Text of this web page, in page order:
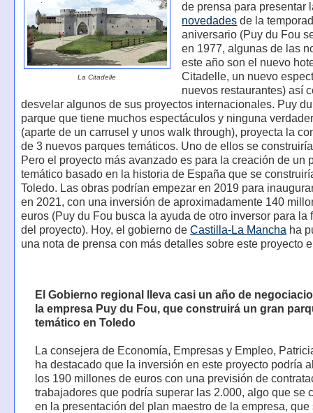
La Citadelle
de prensa para presentar
novedades de la
aniversario (Puy du Fou
en 1977, algunas de las
este año son el nuevo
Citadelle, un nuevo
nuevos restaurantes) así
desvelar algunos de sus proyectos internacionales. Puy
parque que tiene muchos espectáculos y ninguna
(aparte de un carrusel y unos walk through), proyecta la
de 3 nuevos parques temáticos. Uno de ellos se
Pero el proyecto más avanzado es para la creación de un
temático basado en la historia de España que se
Toledo. Las obras podrían empezar en 2019 para
en 2021, con una inversión de aproximadamente 140
euros (Puy du Fou busca la ayuda de otro inversor para la
del proyecto). Hoy, el gobierno de Castilla-La Mancha ha
una nota de prensa con más detalles sobre este proyecto
El Gobierno regional lleva casi un año de
la empresa Puy du Fou, que construirá un gran
temático en Toledo
La consejera de Economía, Empresas y Empleo,
ha destacado que la inversión en este proyecto podría
los 190 millones de euros con una previsión de
trabajadores que podría superar las 2.000, algo que se
en la presentación del plan maestro de la empresa, que